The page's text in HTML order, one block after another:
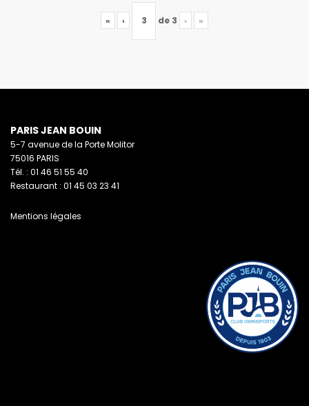
« ‹ de 3 › »
PARIS JEAN BOUIN
5-7 avenue de la Porte Molitor
75016 PARIS
Tél. : 01 46 51 55 40
Restaurant : 01 45 03 23 41
Mentions légales